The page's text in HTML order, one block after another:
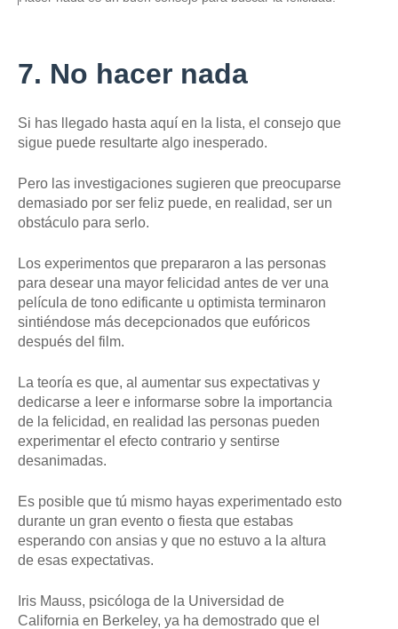
E
L
M
A
N
,
e
o
,
7. No hacer nada
Si has llegado hasta aquí en la lista, el consejo que
sigue puede resultarte algo inesperado.
Pero las investigaciones sugieren que preocuparse
demasiado por ser feliz puede, en realidad, ser un
obstáculo para serlo.
Los experimentos que prepararon a las personas
para desear una mayor felicidad antes de ver una
película de tono edificante u optimista terminaron
sintiéndose más decepcionados que eufóricos
después del film.
La teoría es que, al aumentar sus expectativas y
dedicarse a leer e informarse sobre la importancia
de la felicidad, en realidad las personas pueden
experimentar el efecto contrario y sentirse
desanimadas.
Es posible que tú mismo hayas experimentado esto
durante un gran evento o fiesta que estabas
esperando con ansias y que no estuvo a la altura
de esas expectativas.
Iris Mauss, psicóloga de la Universidad de
California en Berkeley, ya ha demostrado que el